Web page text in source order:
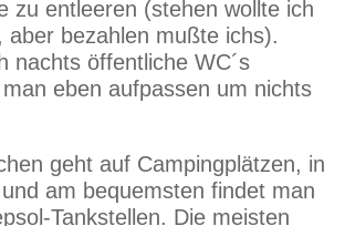
zu entleeren (stehen wollte ich
aber bezahlen mußte ichs).
nachts öffentliche WC´s
eben aufpassen um nichts
geht auf Campingplätzen, in
am bequemsten findet man
Tankstellen. Die meisten